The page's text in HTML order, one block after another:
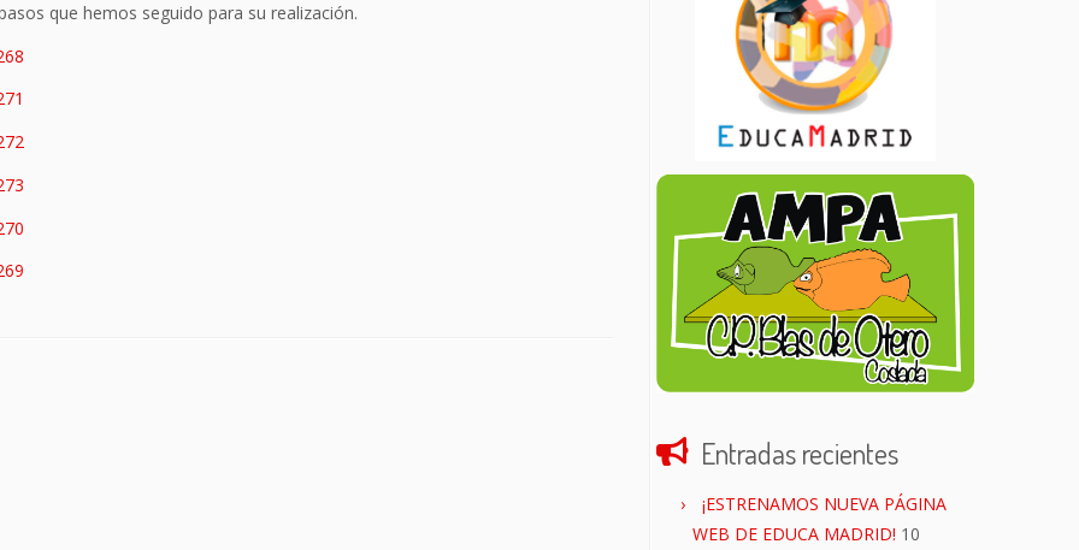
que hemos seguido para su realización.
Entradas recientes
¡ESTRENAMOS NUEVA PÁGINA
WEB DE EDUCA MADRID! 10